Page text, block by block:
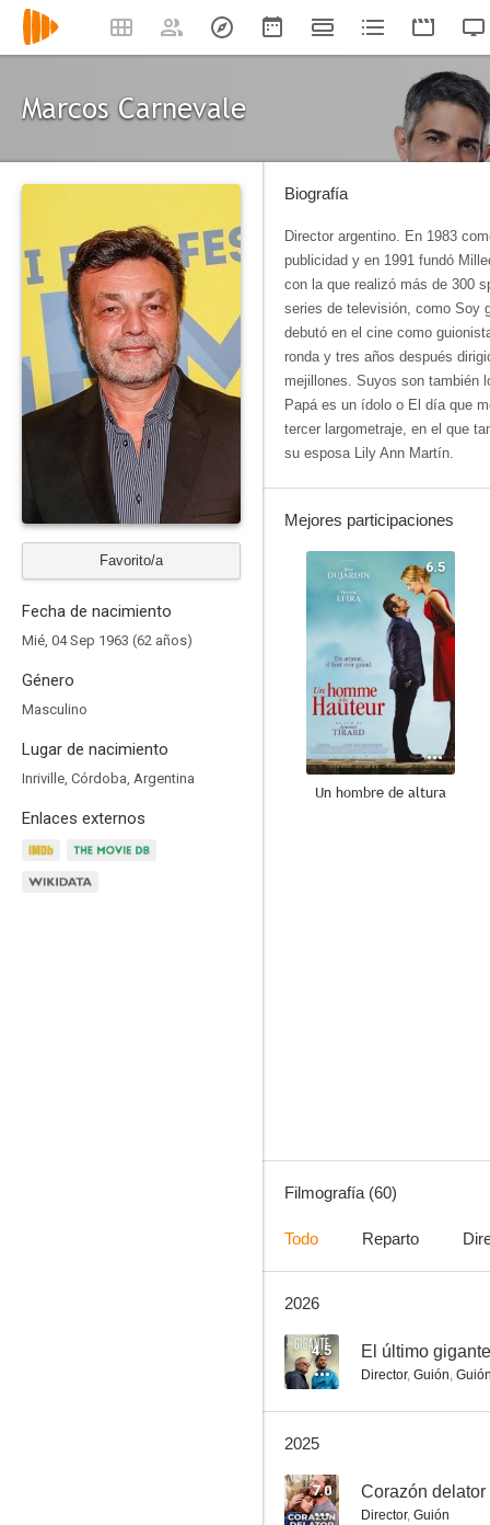
Marcos Carnevale
Favorito/a
Fecha de nacimiento
Mié, 04 Sep 1963 (62 años)
Género
Masculino
Lugar de nacimiento
Inriville, Córdoba, Argentina
Enlaces externos
Biografía
Director argentino. En 1983
publicidad y en 1991 fundó
con la que realizó más de 300
series de televisión, como Soy
debutó en el cine como
ronda y tres años después
mejillones. Suyos son también
Papá es un ídolo o El día que
tercer largometraje, en el que
su esposa Lily Ann Martín.
Mejores participaciones
6.5
Un hombre de altura
8.3
Filmografía (60)
Todo Reparto
2026
4.5 El último gigante
Director, Guión,
2025
7.0 Corazón delator
Director, Guión